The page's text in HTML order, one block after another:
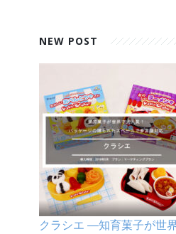
NEW POST
クラシエ ―知育菓子が世